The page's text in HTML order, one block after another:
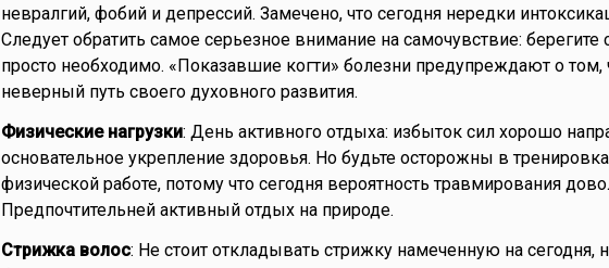
невралгий, фобий и депрессий. Замечено, что сегодня нередки
Следует обратить самое серьезное внимание на самочувствие: берегите
просто необходимо. «Показавшие когти» болезни предупреждают о
неверный путь своего духовного развития.
Физические нагрузки: День активного отдыха: избыток сил хорошо
основательное укрепление здоровья. Но будьте осторожны в
физической работе, потому что сегодня вероятность травмирования
Предпочтительней активный отдых на природе.
Стрижка волос: Не стоит откладывать стрижку намеченную на сегодня,